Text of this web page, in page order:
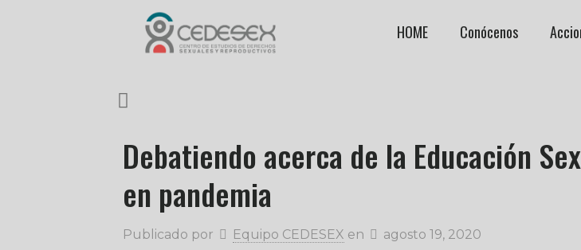
HOME Conócenos
Debatiendo acerca de la Educación
en pandemia
Publicado por Equipo CEDESEX en agosto 19, 2020